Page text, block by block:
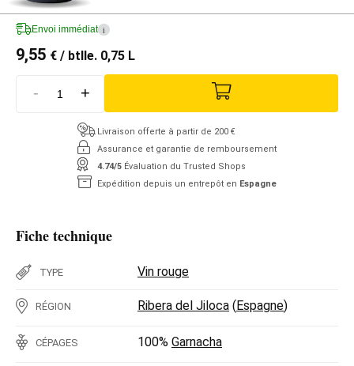
Envoi immédiat i
9,55 € / btlle. 0,75 L
- +
Livraison offerte à partir de 200 €
Assurance et garantie de remboursement
4.74/5 Évaluation du Trusted Shops
Expédition depuis un entrepôt en Espagne
Fiche technique
TYPE Vin rouge
RÉGION Ribera del Jiloca (Espagne)
CÉPAGES 100% Garnacha